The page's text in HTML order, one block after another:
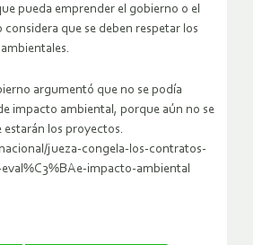
pueda emprender el gobierno o el
que se deben respetar los
argumentó que no se podía
impacto ambiental, porque aún no se
los proyectos.
jueza-congela-los-contratos-
impacto-ambiental